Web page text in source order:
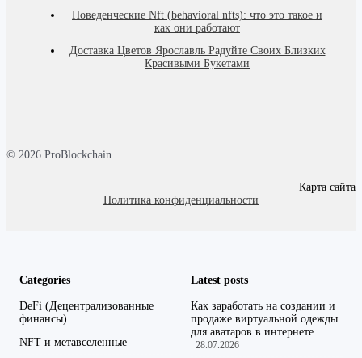
Поведенческие Nft (behavioral nfts): что это такое и
как они работают
Доставка Цветов Ярославль Радуйте Своих Близких
Красивыми Букетами
© 2026 ProBlockchain
Карта сайта
Политика конфиденциальности
Categories
DeFi (Децентрализованные
финансы)
NFT и метавселенные
Latest posts
Как заработать на создании и
продаже виртуальной одежды
для аватаров в интернете
28.07.2026